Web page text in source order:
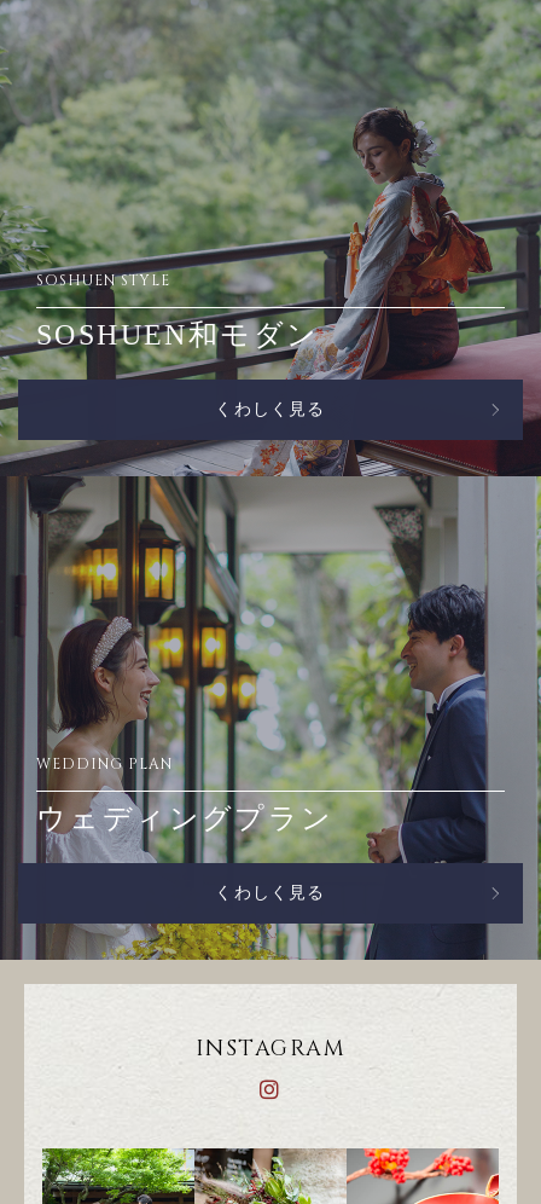
SOSHUEN STYLE
SOSHUEN和モダン
くわしく見る
WEDDING PLAN
ウェディングプラン
くわしく見る
INSTAGRAM